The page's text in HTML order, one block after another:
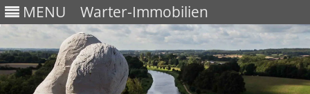
MENU Warter-Immobilien